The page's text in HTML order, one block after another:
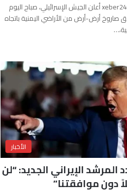
آفرين علو ـ xeber24.net أعلن الجيش الإسرائيلي، صباح اليوم
صاروخ أرض-أرض من الأراضي اليمنية باتجاه
الأخبار
المرشد الإيراني الجديد: “لن
دون موافقتنا”